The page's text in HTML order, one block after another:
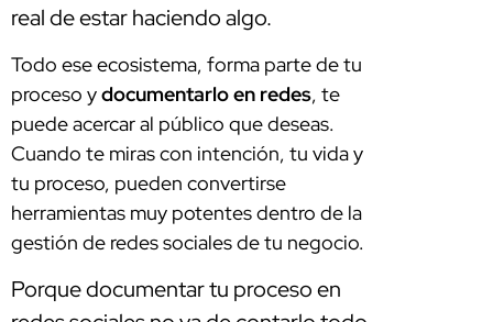
real de estar haciendo algo.
Todo ese ecosistema, forma parte de tu
proceso ydocumentarlo en redes, te
puede acercar al público que deseas.
Cuando te miras con intención, tu vida y
tu proceso, pueden convertirse
herramientas muy potentes dentro de la
gestión de redes sociales de tu negocio.
Porque documentar tu proceso en